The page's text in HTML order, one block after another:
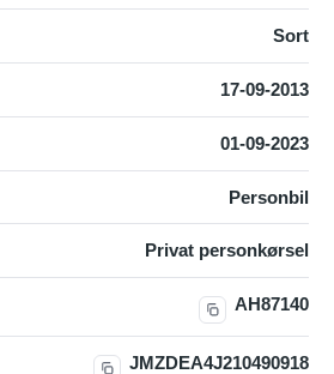
Sort
17-09-2013
01-09-2023
Personbil
Privat personkørsel
AH87140
JMZDEA4J210490918